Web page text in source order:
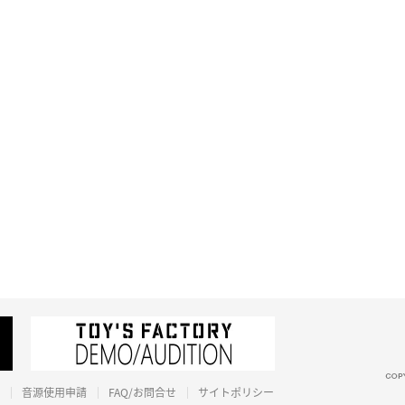
音源使用申請 FAQ/お問合せ サイトポリシー